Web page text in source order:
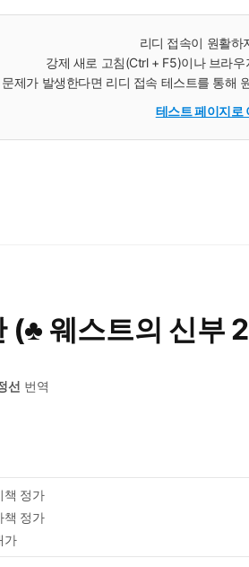
리디 접속이 원활하
강제 새로 고침(Ctrl + F5)이나 브라
제가 발생한다면 리디 접속 테스트를 통해
테스트 페이지로
(♣ 웨스트의 신부
선 번역
책 정가
책 정가
가